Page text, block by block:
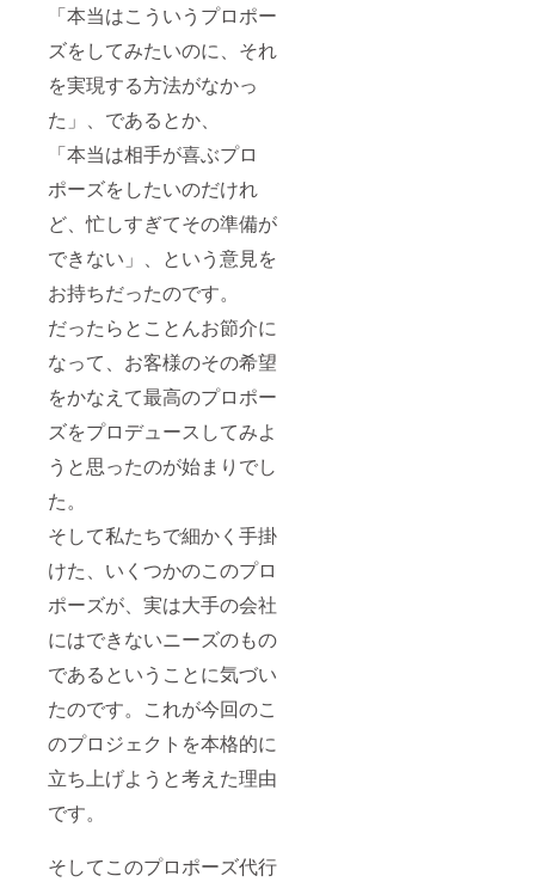
「本当はこういうプロポー
ズをしてみたいのに、それ
を実現する方法がなかっ
た」、であるとか、
「本当は相手が喜ぶプロ
ポーズをしたいのだけれ
ど、忙しすぎてその準備が
できない」、という意見を
お持ちだったのです。
だったらとことんお節介に
なって、お客様のその希望
をかなえて最高のプロポー
ズをプロデュースしてみよ
うと思ったのが始まりでし
た。
そして私たちで細かく手掛
けた、いくつかのこのプロ
ポーズが、実は大手の会社
にはできないニーズのもの
であるということに気づい
たのです。これが今回のこ
のプロジェクトを本格的に
立ち上げようと考えた理由
です。
そしてこのプロポーズ代行